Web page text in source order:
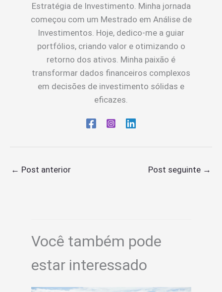
Estratégia de Investimento. Minha jornada
começou com um Mestrado em Análise de
Investimentos. Hoje, dedico-me a guiar
portfólios, criando valor e otimizando o
retorno dos ativos. Minha paixão é
transformar dados financeiros complexos
em decisões de investimento sólidas e
eficazes.
← Post anterior Post seguinte →
Você também pode
estar interessado